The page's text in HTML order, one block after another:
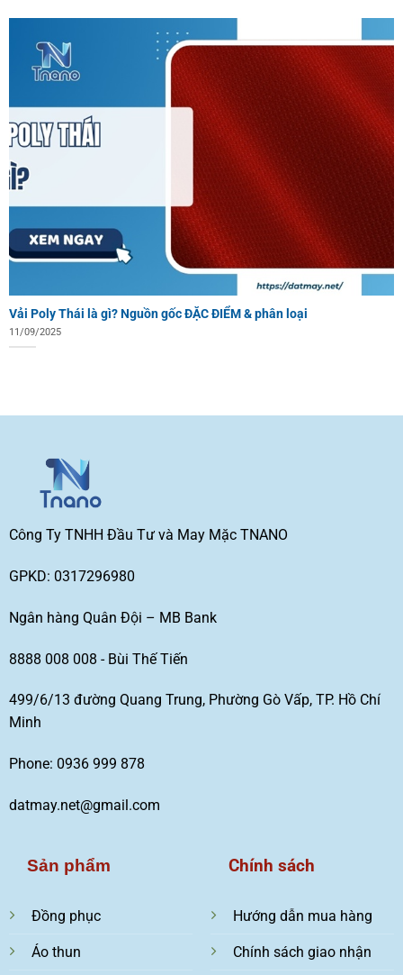
Vải Poly Thái là gì? Nguồn gốc ĐẶC ĐIỂM & phân loại
11/09/2025
Công Ty TNHH Đầu Tư và May Mặc TNANO
GPKD: 0317296980
Ngân hàng Quân Đội – MB Bank
8888 008 008 - Bùi Thế Tiến
499/6/13 đường Quang Trung, Phường Gò Vấp, TP. Hồ Chí
Minh
Phone: 0936 999 878
datmay.net@gmail.com
Sản phẩm
Đồng phục
Áo thun
Chính sách
Hướng dẫn mua hàng
Chính sách giao nhận